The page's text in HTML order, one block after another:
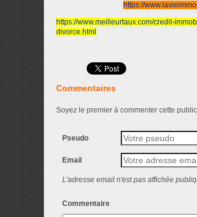
https://
https://www.meilleurtaux.com/credit-
divorce.html
Commentaires
Soyez le premier à commenter cette
Pseudo
Email
L'adresse email n'est pas affichée
Commentaire